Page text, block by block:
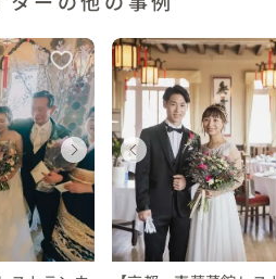
万円
ウェディング
京都府
200 〜 250 万円
グ
万円
ウェディング
京都府
150 〜 200 万
グフォト
万円
ウェディング
京都府
10 〜 12 万円